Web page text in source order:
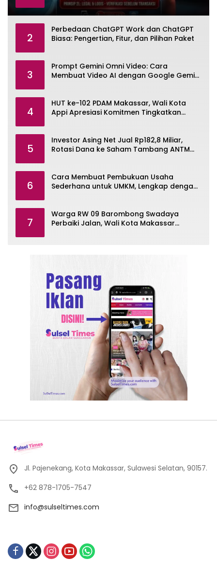
2
Perbedaan ChatGPT Work dan ChatGPT
Biasa: Pengertian, Fitur, dan Pilihan Paket
3
Prompt Gemini Omni Video: Cara
Membuat Video AI dengan Google Gemini
4
HUT ke-102 PDAM Makassar, Wali Kota
Appi Apresiasi Komitmen Tingkatkan
5
Investor Asing Net Jual Rp182,8 Miliar,
Rotasi Dana ke Saham Tambang ANTM
6
Cara Membuat Pembukuan Usaha
Sederhana untuk UMKM, Lengkap dengan
7
Warga RW 09 Barombong Swadaya
Perbaiki Jalan, Wali Kota Makassar
Jl. Pajenekang, Kota Makassar, Sulawesi Selatan, 90157.
+62 878-1705-7547
info@sulseltimes.com